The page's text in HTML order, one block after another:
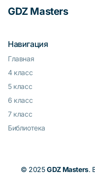
GDZ Masters
Навигация
Главная
4 класс
5 класс
6 класс
7 класс
Библиотека
© 2025GDZ Masters.